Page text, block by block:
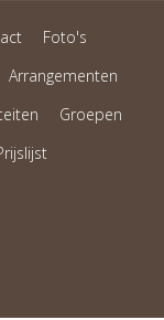
Foto's
Arrangementen
Groepen